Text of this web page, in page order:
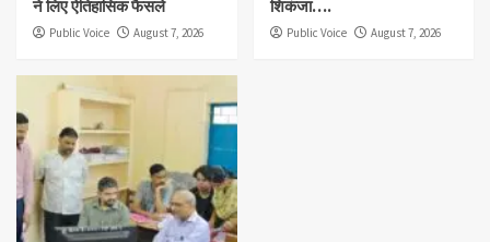
ने लिए ऐतिहासिक फैसले
Public Voice August 7, 2026
शिकंजा….
Public Voice August 7, 2026